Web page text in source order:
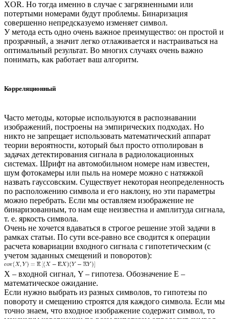
XOR. Но тогда именно в случае с загрязненными или
потертыми номерами будут проблемы. Бинаризация
совершенно непредсказуемо изменяет символ.
У метода есть одно очень важное преимущество: он простой и
прозрачный, а значит легко отлаживается и настраиваться на
оптимальный результат. Во многих случаях очень важно
понимать, как работает ваш алгоритм.
Корреляционный
Часто методы, которые используются в распознавании
изображений, построены на эмпирических подходах. Но
никто не запрещает использовать математический аппарат
теории вероятности, который был просто отполирован в
задачах детектирования сигнала в радиолокационных
системах. Шрифт на автомобильном номере нам известен,
шум фотокамеры или пыль на номере можно с натяжкой
назвать гауссовским. Существует некоторая неопределенность
по расположению символа и его наклону, но эти параметры
можно перебрать. Если мы оставляем изображение не
бинаризованным, то нам еще неизвестна и амплитуда сигнала,
т. е. яркость символа.
Очень не хочется вдаваться в строгое решение этой задачи в
рамках статьи. По сути все-равно все сводится к операции
расчета ковариации входного сигнала с гипотетическим (с
учетом заданных смещений и поворотов):
X – входной сигнал, Y – гипотеза. Обозначение E –
математическое ожидание.
Если нужно выбрать из разных символов, то гипотезы по
повороту и смещению строятся для каждого символа. Если мы
точно знаем, что входное изображение содержит символ, то